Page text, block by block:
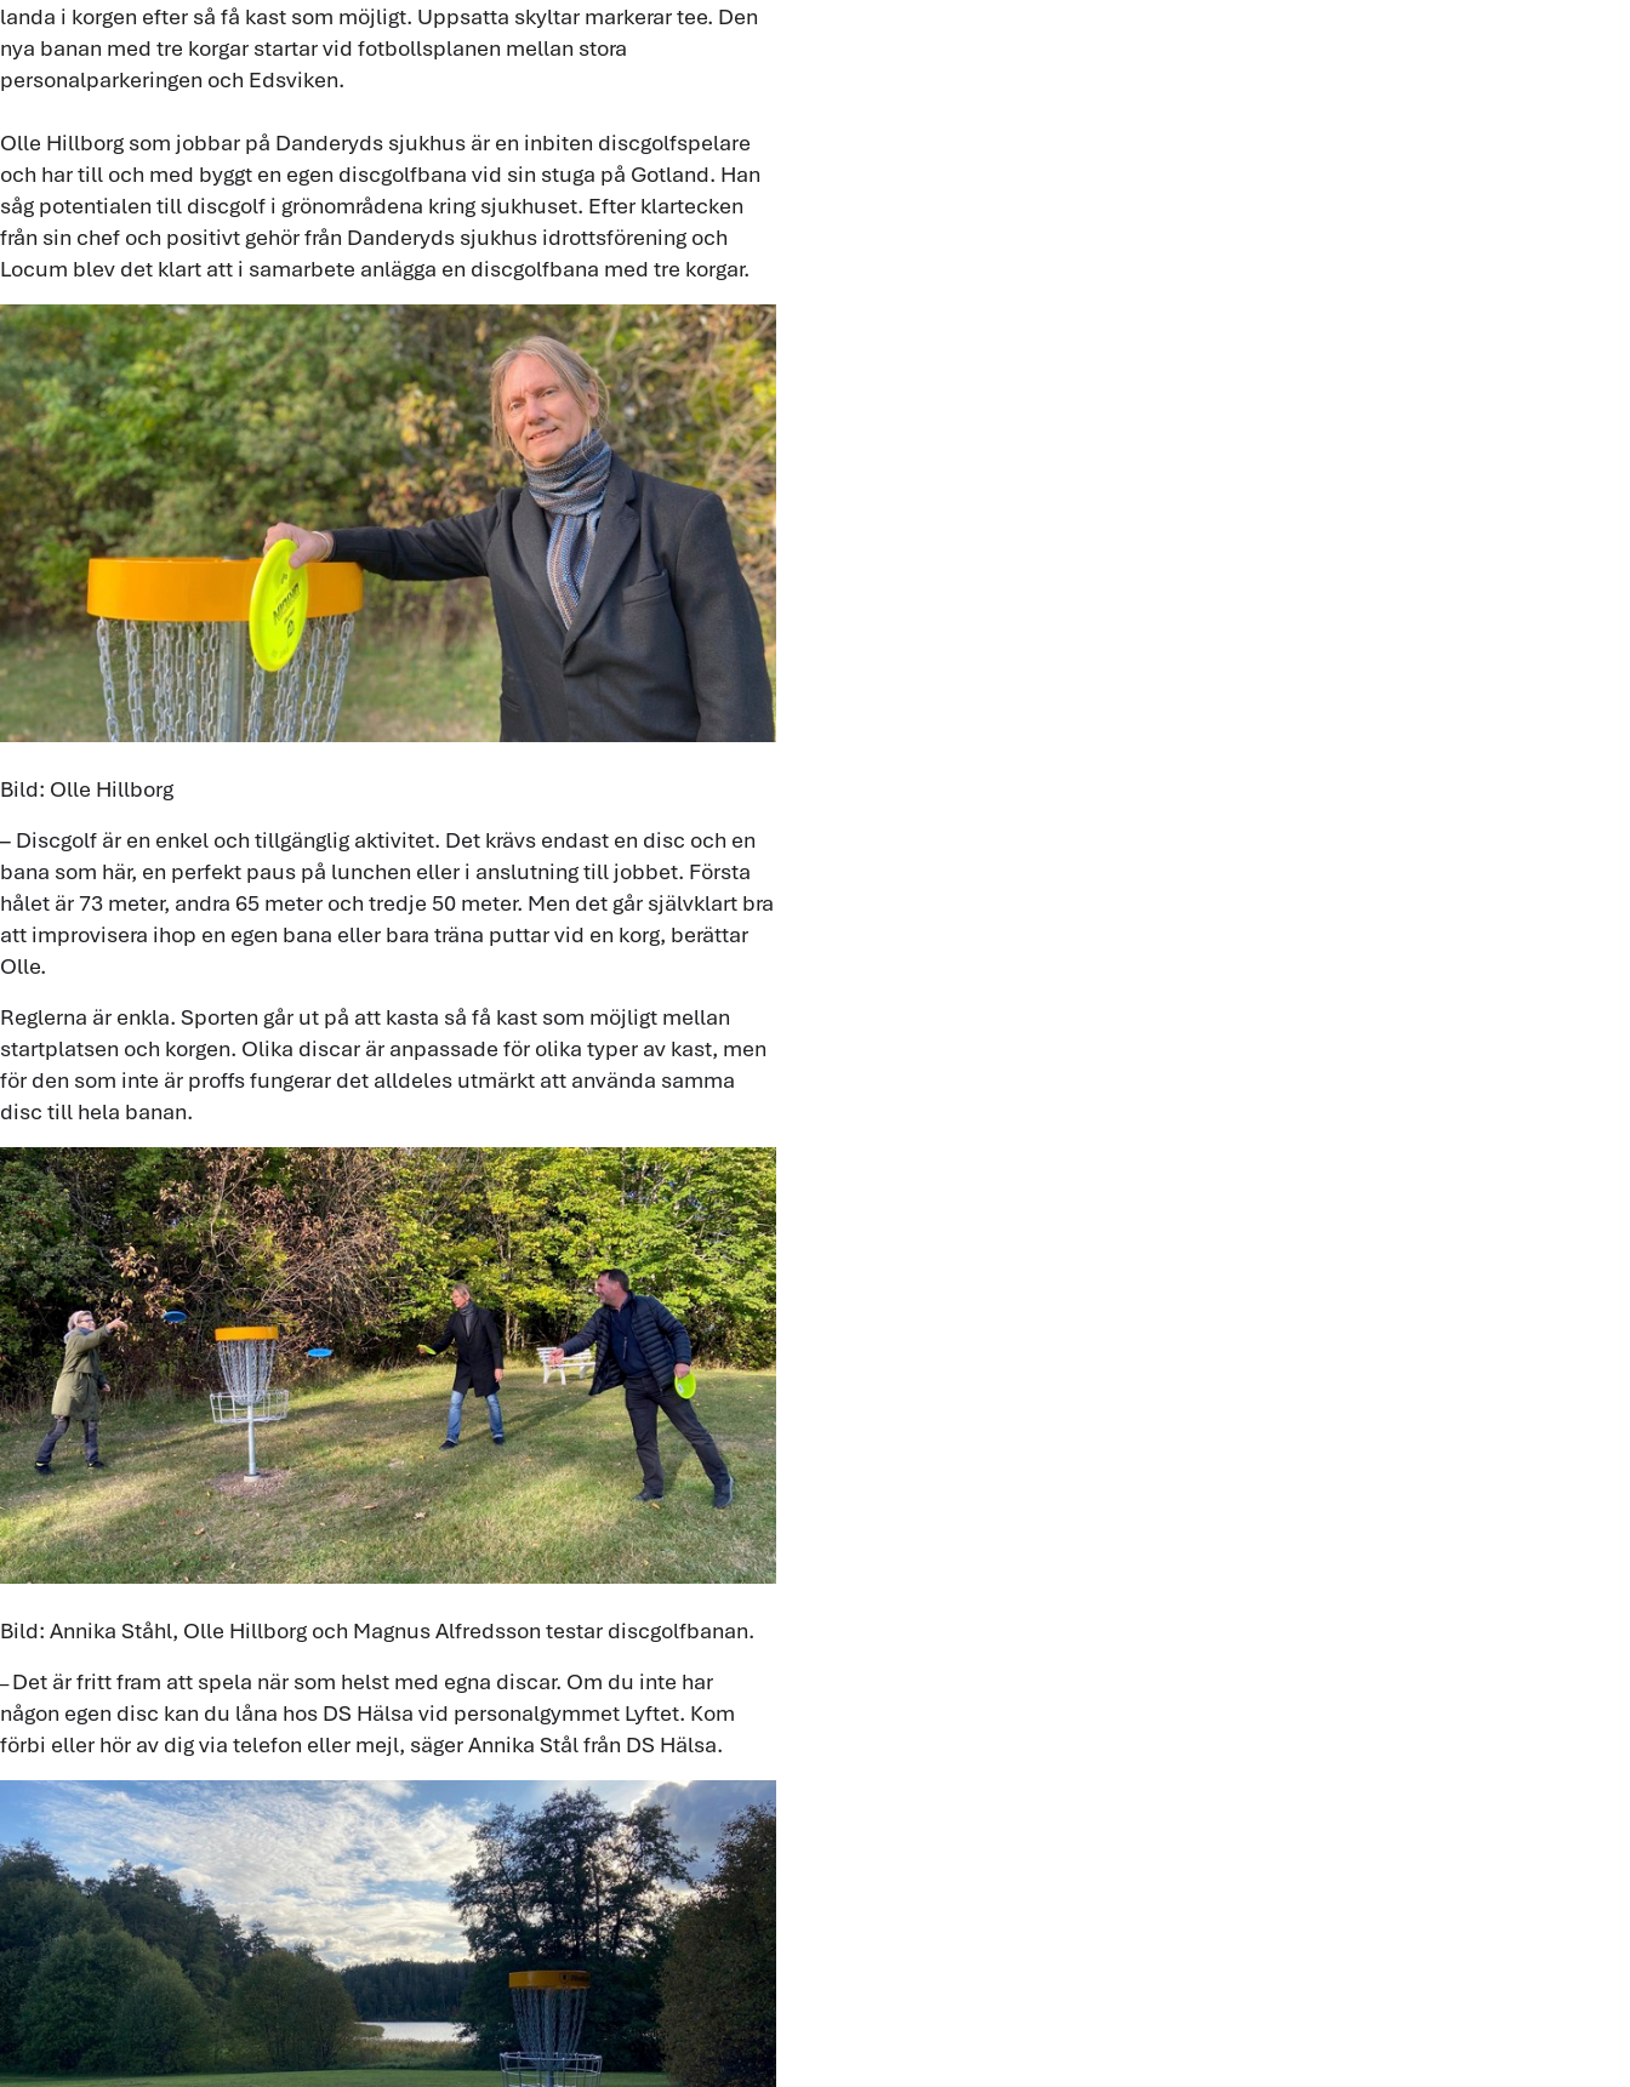
landa i korgen efter så få kast som möjligt. Uppsatta skyltar markerar tee. Den
nya banan med tre korgar startar vid fotbollsplanen mellan stora
personalparkeringen och Edsviken.
Olle Hillborg som jobbar på Danderyds sjukhus är en inbiten discgolfspelare
och har till och med byggt en egen discgolfbana vid sin stuga på Gotland. Han
såg potentialen till discgolf i grönområdena kring sjukhuset. Efter klartecken
från sin chef och positivt gehör från Danderyds sjukhus idrottsförening och
Locum blev det klart att i samarbete anlägga en discgolfbana med tre korgar.
Bild: Olle Hillborg
– Discgolf är en enkel och tillgänglig aktivitet. Det krävs endast en disc och en
bana som här, en perfekt paus på lunchen eller i anslutning till jobbet. Första
hålet är 73 meter, andra 65 meter och tredje 50 meter. Men det går självklart bra
att improvisera ihop en egen bana eller bara träna puttar vid en korg, berättar
Olle.
Reglerna är enkla. Sporten går ut på att kasta så få kast som möjligt mellan
startplatsen och korgen. Olika discar är anpassade för olika typer av kast, men
för den som inte är proffs fungerar det alldeles utmärkt att använda samma
disc till hela banan.
Bild: Annika Ståhl, Olle Hillborg och Magnus Alfredsson testar discgolfbanan.
–Det är fritt fram att spela när som helst med egna discar. Om du inte har
någon egen disc kan du låna hos DS Hälsa vid personalgymmet Lyftet. Kom
förbi eller hör av dig via telefon eller mejl, säger Annika Stål från DS Hälsa.